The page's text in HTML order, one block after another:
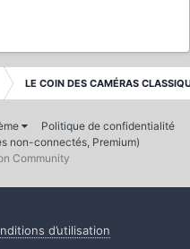
LE COIN DES CAMÉRAS
Politique de confidentialité
non-connectés, Premium)
Community
d’utilisation